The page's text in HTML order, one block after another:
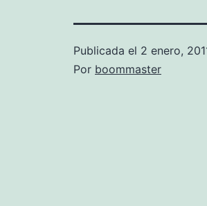
Publicada el 2 enero,
Por boommaster